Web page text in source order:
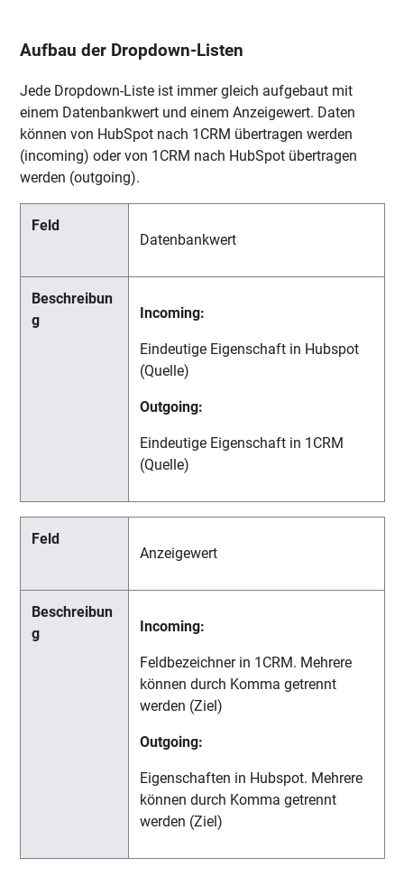
Aufbau der Dropdown-Listen
Jede Dropdown-Liste ist immer gleich aufgebaut mit
einem Datenbankwert und einem Anzeigewert. Daten
können von HubSpot nach 1CRM übertragen werden
(incoming) oder von 1CRM nach HubSpot übertragen
werden (outgoing).
Datenbankwert
Incoming:
Eindeutige Eigenschaft in Hubspot
(Quelle)
Outgoing:
Eindeutige Eigenschaft in 1CRM
(Quelle)
Anzeigewert
Incoming:
Feldbezeichner in 1CRM. Mehrere
können durch Komma getrennt
werden (Ziel)
Outgoing:
Eigenschaften in Hubspot. Mehrere
können durch Komma getrennt
werden (Ziel)